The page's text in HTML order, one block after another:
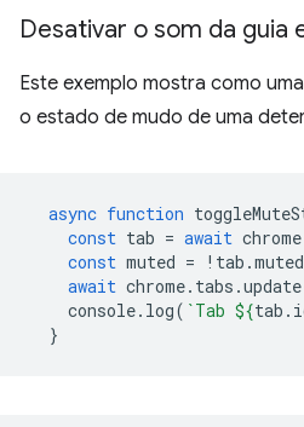
Desativar o som da guia
Este exemplo mostra como
o estado de mudo de uma
async function
const tab = await chrome
const muted = ! tab .
await chrome. tabs .update
console. log( `Tab ${tab .
}